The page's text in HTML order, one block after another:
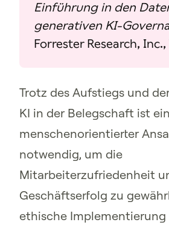
Einführung in den
generativen KI-
Forrester Research, Inc.,
Trotz des Aufstiegs und
KI in der Belegschaft ist ein
menschenorientierter
notwendig, um die
Mitarbeiterzufriedenheit
Geschäftserfolg zu
ethische Implementierung